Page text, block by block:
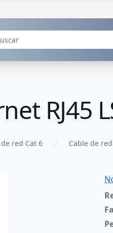
RJ45
red Cat 6 Cable de